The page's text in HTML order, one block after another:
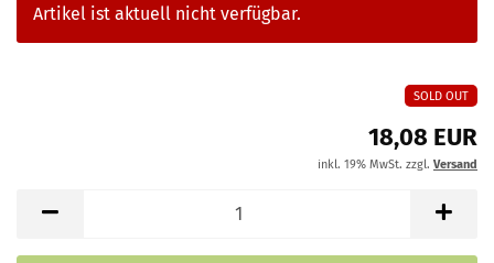
Artikel ist aktuell nicht verfügbar.
SOLD OUT
18,08 EUR
inkl. 19% MwSt. zzgl. Versand